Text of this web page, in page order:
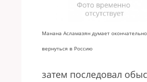
Манана Асламазян думает окончательно
вернуться в Россию
затем последовал